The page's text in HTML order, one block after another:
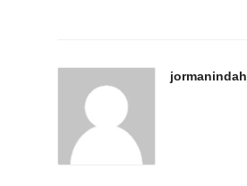
jormanindah